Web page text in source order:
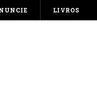
LIVROS